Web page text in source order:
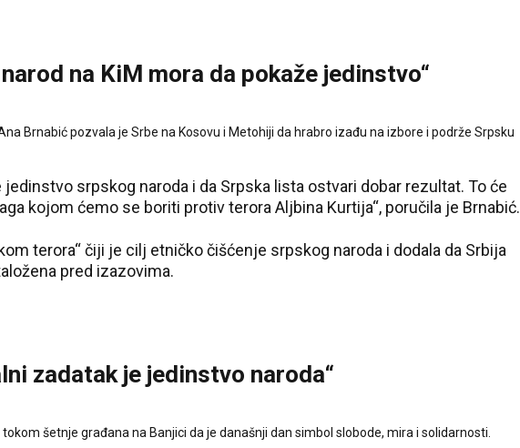
na KiM mora da pokaže jedinstvo“
Brnabić pozvala je Srbe na Kosovu i Metohiji da hrabro izađu na izbore i podrže Srpsku
jedinstvo srpskog naroda i da Srpska lista ostvari dobar rezultat. To će
kojom ćemo se boriti protiv terora Aljbina Kurtija“, poručila je Brnabić.
terora“ čiji je cilj etničko čišćenje srpskog naroda i dodala da Srbija
pred izazovima.
zadatak je jedinstvo naroda“
šetnje građana na Banjici da je današnji dan simbol slobode, mira i solidarnosti.